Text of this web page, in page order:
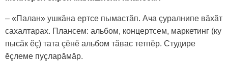
– «Палан» ушкăна ертсе пымастăп. Ача çуралнипе вăхăт
сахалтарах. Плансем: альбом, концертсем, маркетинг (ку
пысăк ӗç) тата çӗнӗ альбом тăвас тетпӗр. Студиpе
ӗçлеме пуçларăмăр.